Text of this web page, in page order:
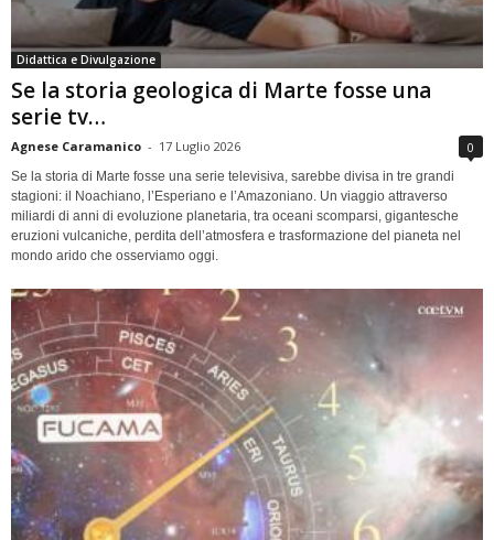
Didattica e Divulgazione
Se la storia geologica di Marte fosse una
serie tv…
Agnese Caramanico - 17 Luglio 2026 0
Se la storia di Marte fosse una serie televisiva, sarebbe divisa in tre grandi
stagioni: il Noachiano, l’Esperiano e l’Amazoniano. Un viaggio attraverso
miliardi di anni di evoluzione planetaria, tra oceani scomparsi, gigantesche
eruzioni vulcaniche, perdita dell’atmosfera e trasformazione del pianeta nel
mondo arido che osserviamo oggi.